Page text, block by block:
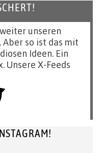
unseren
so ist das mit
Ideen. Ein
Unsere X-Feeds